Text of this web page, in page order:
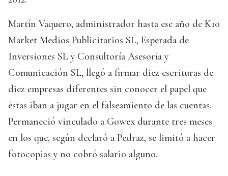
Martín Vaquero, administrador hasta ese año de K10
Market Medios Publicitarios SL, Esperada de
Inversiones SL y Consultoría Asesoría y
Comunicación SL, llegó a firmar diez escrituras de
diez empresas diferentes sin conocer el papel que
éstas iban a jugar en el falseamiento de las cuentas.
Permaneció vinculado a Gowex durante tres meses
en los que, según declaró a Pedraz, se limitó a hacer
fotocopias y no cobró salario alguno.